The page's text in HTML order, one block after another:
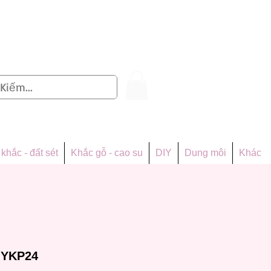
- đất sét Khắc gỗ - cao su DIY Dung môi Khác